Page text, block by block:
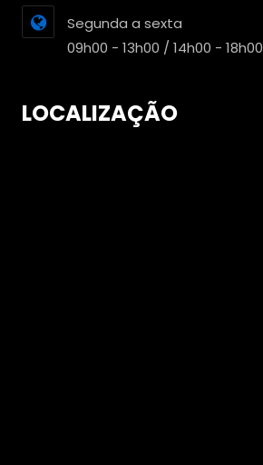
Segunda a sexta
09h00 - 13h00 / 14h00 - 18h00
LOCALIZAÇÃO